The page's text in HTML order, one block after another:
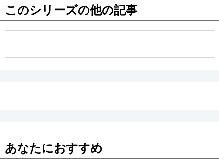
東京
このシリーズの他の記事
あなたにおすすめ